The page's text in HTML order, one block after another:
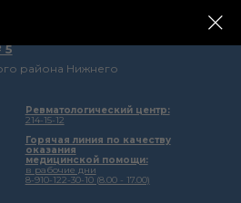
5
Ревматологический центр:
214-15-12
Горячая линия по качеству
оказания
медицинской помощи:
в рабочие дни
8-910-122-30-10 (8.00 - 17.00)
района Нижнего